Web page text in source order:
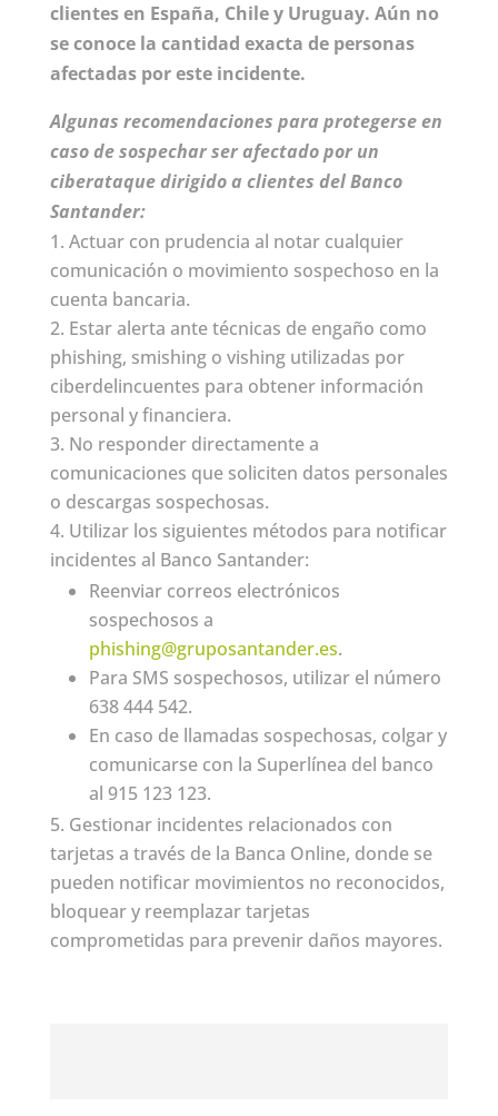
clientes en España, Chile y Uruguay. Aún no
se conoce la cantidad exacta de personas
afectadas por este incidente.
Algunas recomendaciones para protegerse en
caso de sospechar ser afectado por un
ciberataque dirigido a clientes del Banco
Santander:
Actuar con prudencia al notar cualquier
comunicación o movimiento sospechoso en la
cuenta bancaria.
Estar alerta ante técnicas de engaño como
phishing, smishing o vishing utilizadas por
ciberdelincuentes para obtener información
personal y financiera.
No responder directamente a
comunicaciones que soliciten datos personales
o descargas sospechosas.
Utilizar los siguientes métodos para notificar
incidentes al Banco Santander:
Reenviar correos electrónicos
sospechosos a
phishing@gruposantander.es.
Para SMS sospechosos, utilizar el número
638 444 542.
En caso de llamadas sospechosas, colgar y
comunicarse con la Superlínea del banco
al 915 123 123.
Gestionar incidentes relacionados con
tarjetas a través de la Banca Online, donde se
pueden notificar movimientos no reconocidos,
bloquear y reemplazar tarjetas
comprometidas para prevenir daños mayores.